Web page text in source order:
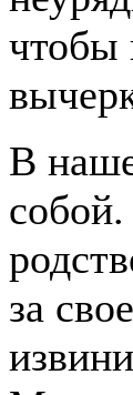
чтобы
В
собой.
за